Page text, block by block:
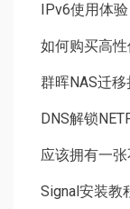
IPv6使用体验
如何购买高
群晖NAS迁
DNS解锁
应该拥有一
Signal安装教